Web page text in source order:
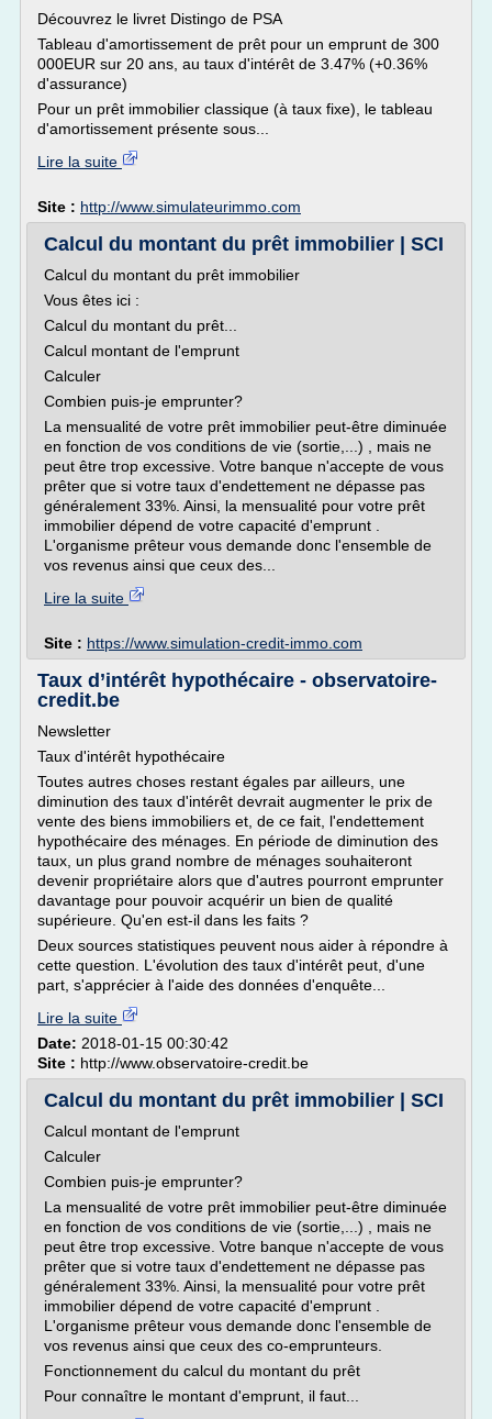
Découvrez le livret Distingo de PSA
Tableau d'amortissement de prêt pour un emprunt de 300
000EUR sur 20 ans, au taux d'intérêt de 3.47% (+0.36%
d'assurance)
Pour un prêt immobilier classique (à taux fixe), le tableau
d'amortissement présente sous...
Lire la suite
Site : http://www.simulateurimmo.com
Calcul du montant du prêt immobilier | SCI
Calcul du montant du prêt immobilier
Vous êtes ici :
Calcul du montant du prêt...
Calcul montant de l'emprunt
Calculer
Combien puis-je emprunter?
La mensualité de votre prêt immobilier peut-être diminuée
en fonction de vos conditions de vie (sortie,...) , mais ne
peut être trop excessive. Votre banque n'accepte de vous
prêter que si votre taux d'endettement ne dépasse pas
généralement 33%. Ainsi, la mensualité pour votre prêt
immobilier dépend de votre capacité d'emprunt .
L'organisme prêteur vous demande donc l'ensemble de
vos revenus ainsi que ceux des...
Lire la suite
Site : https://www.simulation-credit-immo.com
Taux d’intérêt hypothécaire - observatoire-
credit.be
Newsletter
Taux d'intérêt hypothécaire
Toutes autres choses restant égales par ailleurs, une
diminution des taux d'intérêt devrait augmenter le prix de
vente des biens immobiliers et, de ce fait, l'endettement
hypothécaire des ménages. En période de diminution des
taux, un plus grand nombre de ménages souhaiteront
devenir propriétaire alors que d'autres pourront emprunter
davantage pour pouvoir acquérir un bien de qualité
supérieure. Qu'en est-il dans les faits ?
Deux sources statistiques peuvent nous aider à répondre à
cette question. L'évolution des taux d'intérêt peut, d'une
part, s'apprécier à l'aide des données d'enquête...
Lire la suite
Date: 2018-01-15 00:30:42
Site : http://www.observatoire-credit.be
Calcul du montant du prêt immobilier | SCI
Calcul montant de l'emprunt
Calculer
Combien puis-je emprunter?
La mensualité de votre prêt immobilier peut-être diminuée
en fonction de vos conditions de vie (sortie,...) , mais ne
peut être trop excessive. Votre banque n'accepte de vous
prêter que si votre taux d'endettement ne dépasse pas
généralement 33%. Ainsi, la mensualité pour votre prêt
immobilier dépend de votre capacité d'emprunt .
L'organisme prêteur vous demande donc l'ensemble de
vos revenus ainsi que ceux des co-emprunteurs.
Fonctionnement du calcul du montant du prêt
Pour connaître le montant d'emprunt, il faut...